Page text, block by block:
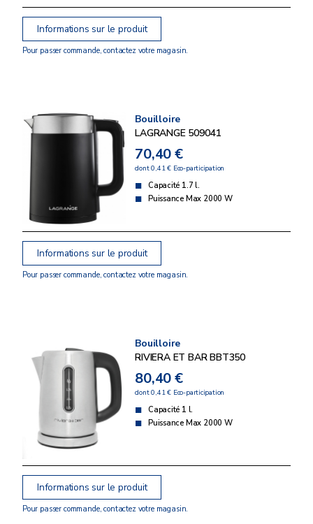
Informations sur le produit
Pour passer commande, contactez votre magasin.
Bouilloire
LAGRANGE 509041
70,40 €
dont 0,41 € Eco-participation
Capacité 1.7 l.
Puissance Max 2000 W
Informations sur le produit
Pour passer commande, contactez votre magasin.
Bouilloire
RIVIERA ET BAR BBT350
80,40 €
dont 0,41 € Eco-participation
Capacité 1 l.
Puissance Max 2000 W
Informations sur le produit
Pour passer commande, contactez votre magasin.